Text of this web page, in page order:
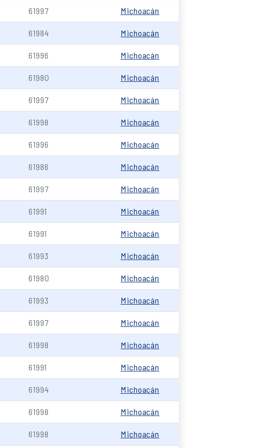
61997 Michoacán
61984 Michoacán
61996 Michoacán
61980 Michoacán
61997 Michoacán
61998 Michoacán
61996 Michoacán
61986 Michoacán
61997 Michoacán
61991 Michoacán
61991 Michoacán
61993 Michoacán
61980 Michoacán
61993 Michoacán
61997 Michoacán
61998 Michoacán
61991 Michoacán
61994 Michoacán
61998 Michoacán
61998 Michoacán